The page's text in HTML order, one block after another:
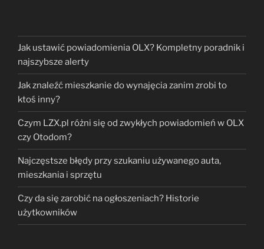
Jak ustawić powiadomienia OLX? Kompletny poradnik i
najszybsze alerty
Jak znaleźć mieszkanie do wynajęcia zanim zrobi to
ktoś inny?
Czym LZX.pl różni się od zwykłych powiadomień w OLX
czy Otodom?
Najczęstsze błędy przy szukaniu używanego auta,
mieszkania i sprzętu
Czy da się zarobić na ogłoszeniach? Historie
użytkowników